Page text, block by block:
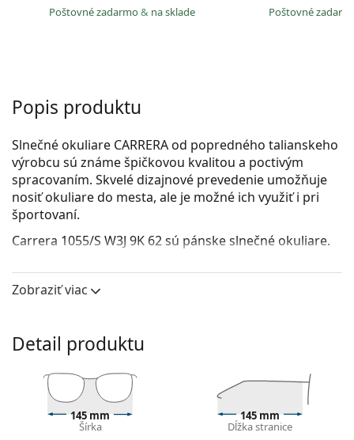
Poštovné zadarmo& na sklade Poštovné
Popis produktu
Slnečné okuliare CARRERA od popredného talianskeho
výrobcu sú známe špičkovou kvalitou a poctivým
spracovaním. Skvelé dizajnové prevedenie umožňuje
nosiť okuliare do mesta, ale je možné ich využiť i pri
športovaní.
Carrera 1055/S W3J 9K 62sú pánske slnečné okuliare.
pomocou funkcie virtuálnej skúšky.
Zlatá farba rámov skvele ladí s teplým odtieňom
pleti a s tmavohnedými vlasmi.
Štvorcové rámy slnečných okuliarov
sú ideálnou
voľbou, ak máte okrúhly, oválny alebo
trojuholníkový typ tváre.
Rám slnečných okuliarov je vyrobený z kovu, ktorý
Zobraziť viac
Detail produktu
145 mm
Šírka
145 mm
Dĺžka stranice